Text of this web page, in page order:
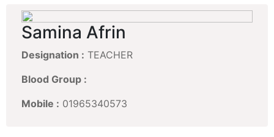
Samina Afrin
Designation : TEACHER
Blood Group :
Mobile : 01965340573